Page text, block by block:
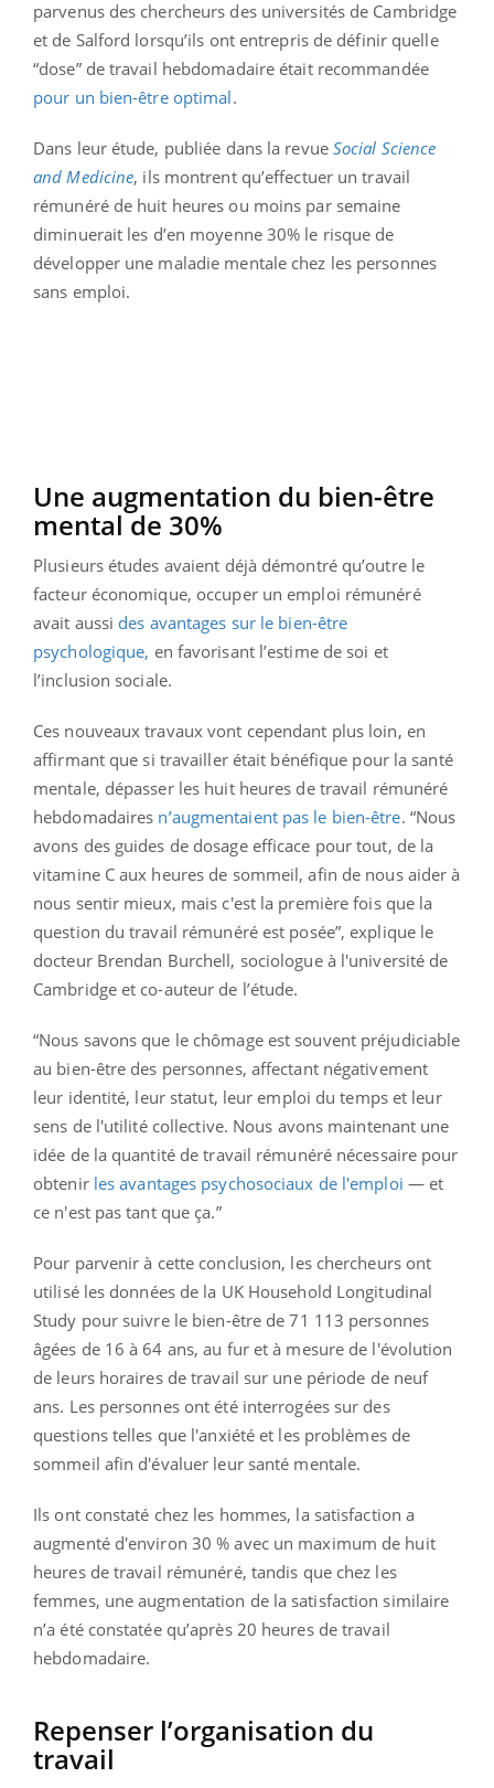
parvenus des chercheurs des universités de Cambridge
et de Salford lorsqu’ils ont entrepris de définir quelle
“dose” de travail hebdomadaire était recommandée
pour un bien-être optimal.
Dans leur étude, publiée dans la revue Social Science
and Medicine, ils montrent qu’effectuer un travail
rémunéré de huit heures ou moins par semaine
diminuerait les d’en moyenne 30% le risque de
développer une maladie mentale chez les personnes
sans emploi.
Une augmentation du bien-être
mental de 30%
Plusieurs études avaient déjà démontré qu’outre le
facteur économique, occuper un emploi rémunéré
avait aussi des avantages sur le bien-être
psychologique, en favorisant l’estime de soi et
l’inclusion sociale.
Ces nouveaux travaux vont cependant plus loin, en
affirmant que si travailler était bénéfique pour la santé
mentale, dépasser les huit heures de travail rémunéré
hebdomadaires n’augmentaient pas le bien-être. “Nous
avons des guides de dosage efficace pour tout, de la
vitamine C aux heures de sommeil, afin de nous aider à
nous sentir mieux, mais c'est la première fois que la
question du travail rémunéré est posée”, explique le
docteur Brendan Burchell, sociologue à l'université de
Cambridge et co-auteur de l’étude.
“Nous savons que le chômage est souvent préjudiciable
au bien-être des personnes, affectant négativement
leur identité, leur statut, leur emploi du temps et leur
sens de l'utilité collective. Nous avons maintenant une
idée de la quantité de travail rémunéré nécessaire pour
obtenir les avantages psychosociaux de l'emploi — et
ce n'est pas tant que ça.”
Pour parvenir à cette conclusion, les chercheurs ont
utilisé les données de la UK Household Longitudinal
Study pour suivre le bien-être de 71 113 personnes
âgées de 16 à 64 ans, au fur et à mesure de l'évolution
de leurs horaires de travail sur une période de neuf
ans. Les personnes ont été interrogées sur des
questions telles que l'anxiété et les problèmes de
sommeil afin d'évaluer leur santé mentale.
Ils ont constaté chez les hommes, la satisfaction a
augmenté d'environ 30 % avec un maximum de huit
heures de travail rémunéré, tandis que chez les
femmes, une augmentation de la satisfaction similaire
n’a été constatée qu’après 20 heures de travail
hebdomadaire.
Repenser l’organisation du
travail